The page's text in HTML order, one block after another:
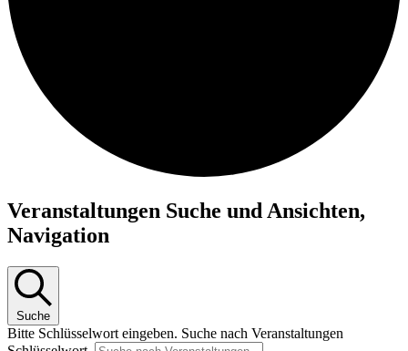
Veranstaltungen
Veranstaltungen Suche und Ansichten,
Navigation
Suche
Bitte Schlüsselwort eingeben. Suche nach Veranstaltungen